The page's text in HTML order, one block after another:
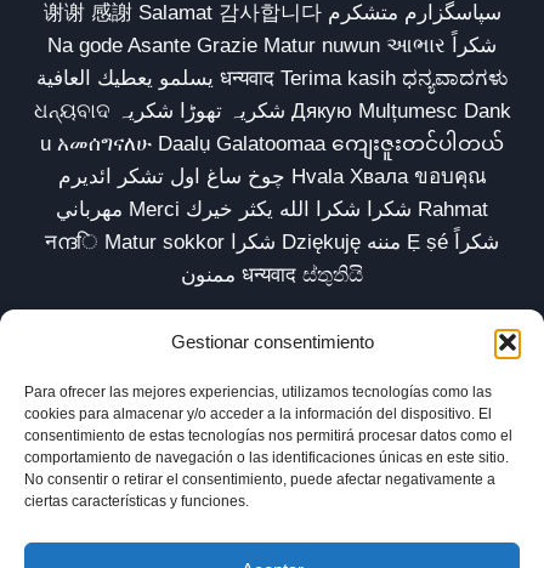
Gestionar consentimiento
Para ofrecer las mejores experiencias, utilizamos tecnologías como las
cookies para almacenar y/o acceder a la información del dispositivo. El
consentimiento de estas tecnologías nos permitirá procesar datos como el
comportamiento de navegación o las identificaciones únicas en este sitio.
No consentir o retirar el consentimiento, puede afectar negativamente a
ciertas características y funciones.
谢谢 感謝 Salamat 감사합니다 سپاسگزارم متشکرم
Na gode Asante Grazie Matur nuwun આભાર شكراً
يسلمو يعطيك العافية धन्यवाद Terima kasih ಧನ್ಯವಾದಗಳು
ଧନ୍ୟବାଦ شکریہ تھوڑا شکریہ Дякую Mulțumesc Dank
u አመሰግናለሁ Daalụ Galatoomaa ကျေးဇူးတင်ပါတယ်
چوخ ساغ اول تشکر ائدیرم Hvala Хвала ขอบคุณ
مهرباني Merci شكرا شكرا الله يكثر خيرك Rahmat
नന്ദि Matur sokkor شكرا Dziękuję مننه Ẹ ṣé شكراً
ممنون धन्यवाद ස්තුතියි
Inicio Biblioteca Parábolas TV
Comunidad
Esencia
Blog
Política de privacidad
Aviso legal
Política de cookies (UE)